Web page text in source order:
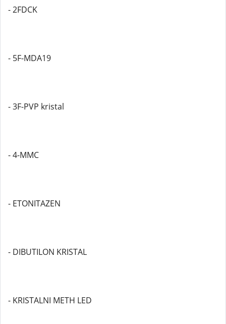
- 2FDCK
- 5F-MDA19
- 3F-PVP kristal
- 4-MMC
- ETONITAZEN
- DIBUTILON KRISTAL
- KRISTALNI METH LED